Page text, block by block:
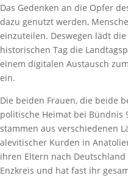
Das Gedenken an die Opfer
dazu genutzt werden,
einzuteilen. Deswegen lädt
historischen Tag die
einem digitalen Austausch
ein.
Die beiden Frauen, die beide
politische Heimat bei Bündnis
stammen aus verschiedenen
alevitischer Kurden in
ihren Eltern nach
Enzkreis und hat fast ihr